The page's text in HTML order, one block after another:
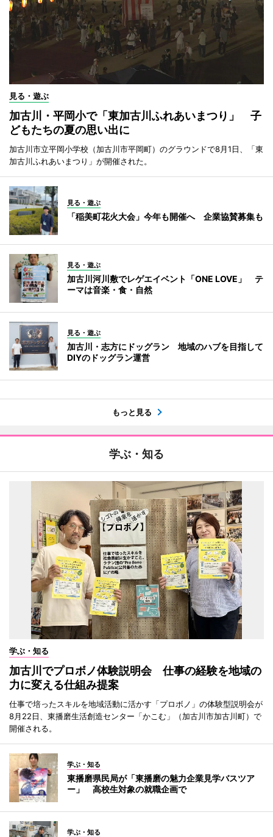
見る・遊ぶ
加古川・平岡小で「東加古川ふれあいまつり」 子
どもたちの夏の思い出に
加古川市立平岡小学校（加古川市平岡町）のグラウンドで8月1日、「東
加古川ふれあいまつり」が開催された。
見る・遊ぶ
「稲美町花火大会」今年も開催へ 企業協賛募集も
見る・遊ぶ
加古川河川敷でレゲエイベント「ONE LOVE」 テ
ーマは音楽・食・自然
見る・遊ぶ
加古川・志方にドッグラン 地域のハブを目指して
DIYのドッグラン運営
もっと見る
学ぶ・知る
学ぶ・知る
加古川でプロボノ体験説明会 仕事の経験を地域の
力に変える仕組み提案
仕事で培ったスキルを地域活動に活かす「プロボノ」の体験型説明会が
8月22日、東播磨生活創造センター「かこむ」（加古川市加古川町）で
開催される。
学ぶ・知る
東播磨県民局が「東播磨の魅力企業見学バスツア
ー」 高校生対象の就職企画で
学ぶ・知る